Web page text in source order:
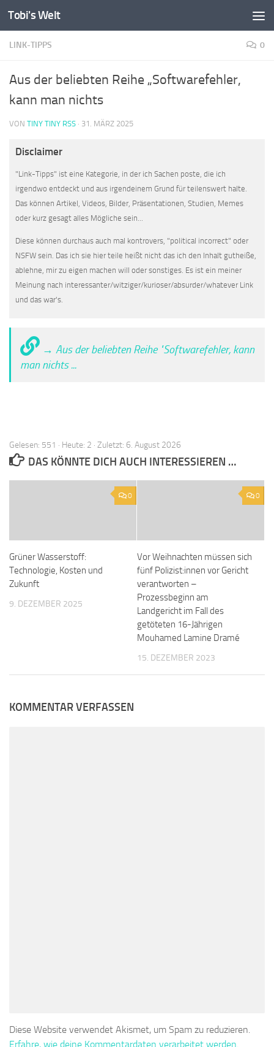
Zum Inhalt springen
Tobi's Welt
LINK-TIPPS 0
Aus der beliebten Reihe „Softwarefehler,
kann man nichts
VON TINY TINY RSS · 31. MÄRZ 2025
Disclaimer
"Link-Tipps" ist eine Kategorie, in der ich Sachen poste, die ich
irgendwo entdeckt und aus irgendeinem Grund für teilenswert halte.
Das können Artikel, Videos, Bilder, Präsentationen, Studien, Memes
oder kurz gesagt alles Mögliche sein...
Diese können durchaus auch mal kontrovers, "political incorrect" oder
NSFW sein. Das ich sie hier teile heißt nicht das ich den Inhalt gutheiße,
ablehne, mir zu eigen machen will oder sonstiges. Es ist ein meiner
Meinung nach interessanter/witziger/kurioser/absurder/whatever Link
und das war's.
→ Aus der beliebten Reihe "Softwarefehler, kann
man nichts ...
Gelesen: 551 · Heute: 2 · Zuletzt: 6. August 2026
DAS KÖNNTE DICH AUCH INTERESSIEREN …
0
Grüner Wasserstoff:
Technologie, Kosten und
Zukunft
9. DEZEMBER 2025
0
Vor Weihnachten müssen sich
fünf Polizist:innen vor Gericht
verantworten –
Prozessbeginn am
Landgericht im Fall des
getöteten 16-Jährigen
Mouhamed Lamine Dramé
15. DEZEMBER 2023
KOMMENTAR VERFASSEN
Diese Website verwendet Akismet, um Spam zu reduzieren.
Erfahre, wie deine Kommentardaten verarbeitet werden.